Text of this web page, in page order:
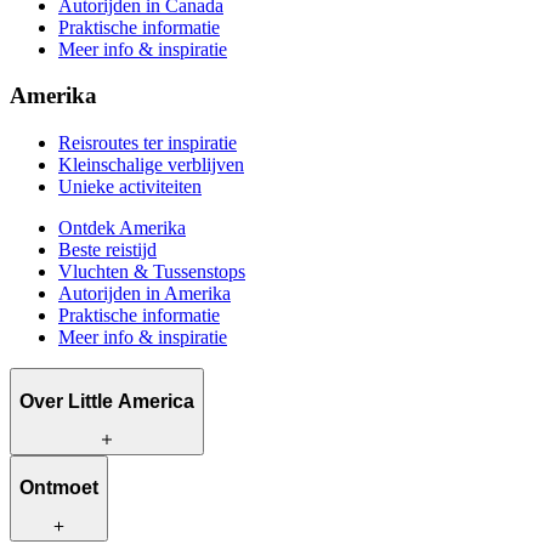
Autorijden in Canada
Praktische informatie
Meer info & inspiratie
Amerika
Reisroutes ter inspiratie
Kleinschalige verblijven
Unieke activiteiten
Ontdek Amerika
Beste reistijd
Vluchten & Tussenstops
Autorijden in Amerika
Praktische informatie
Meer info & inspiratie
Over Little America
Wat wij te bieden hebben
Wat ons uniek maakt
Ontmoet